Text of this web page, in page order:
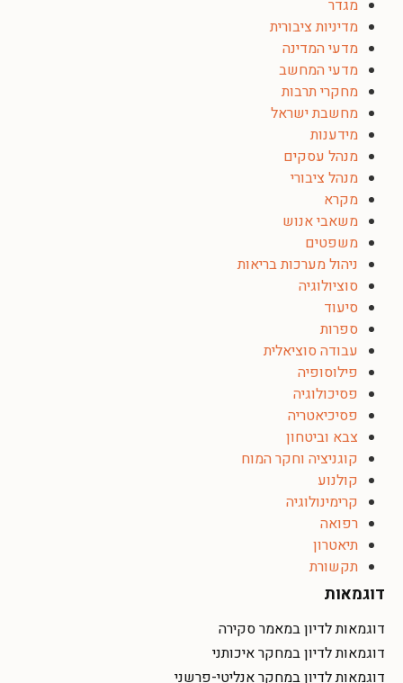
מגדר
מדיניות ציבורית
מדעי המדינה
מדעי המחשב
מחקרי תרבות
מחשבת ישראל
מידענות
מנהל עסקים
מנהל ציבורי
מקרא
משאבי אנוש
משפטים
ניהול מערכות בריאות
סוציולוגיה
סיעוד
ספרות
עבודה סוציאלית
פילוסופיה
פסיכולוגיה
פסיכיאטריה
צבא וביטחון
קוגניציה וחקר המוח
קולנוע
קרימינולוגיה
רפואה
תיאטרון
תקשורת
דוגמאות
דוגמאות לדיון במאמר סקירה
דוגמאות לדיון במחקר איכותני
דוגמאות לדיון במחקר אנליטי-פרשני